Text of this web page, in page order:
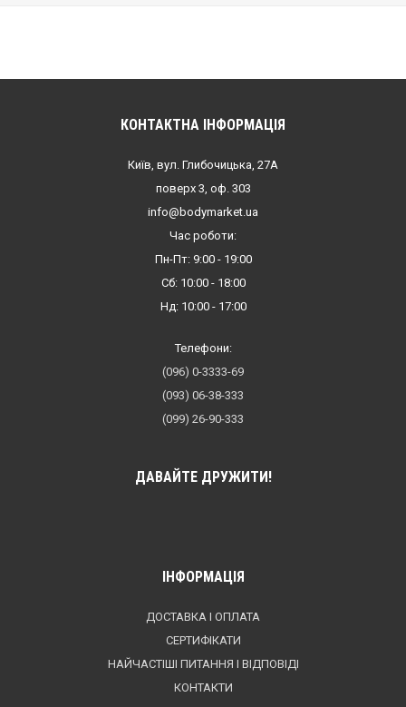
КОНТАКТНА ІНФОРМАЦІЯ
Київ, вул. Глибочицька, 27А
поверх 3, оф. 303
info@bodymarket.ua
Час роботи:
Пн-Пт: 9:00 - 19:00
Сб: 10:00 - 18:00
Нд: 10:00 - 17:00
Телефони:
(096) 0-3333-69
(093) 06-38-333
(099) 26-90-333
ДАВАЙТЕ ДРУЖИТИ!
ІНФОРМАЦІЯ
ДОСТАВКА І ОПЛАТА
СЕРТИФІКАТИ
НАЙЧАСТІШІ ПИТАННЯ І ВІДПОВІДІ
КОНТАКТИ